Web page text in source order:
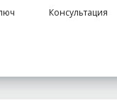
Консультация